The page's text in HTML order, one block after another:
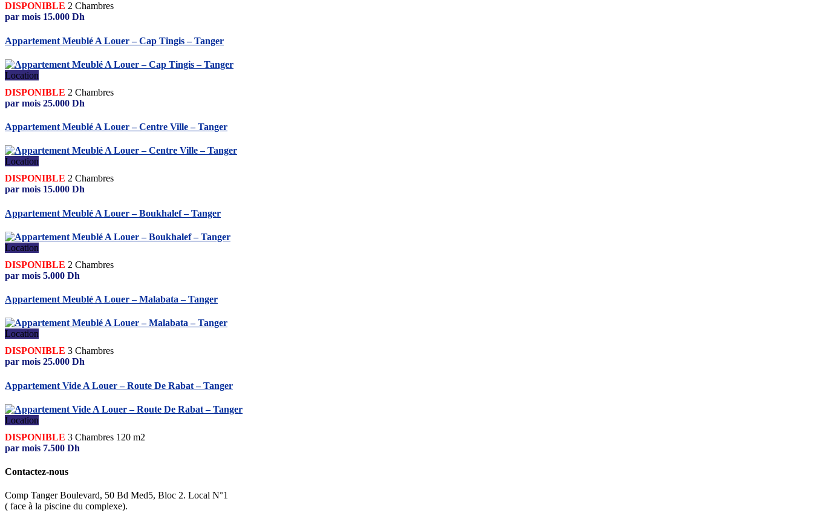
DISPONIBLE 2 Chambres
par mois 15.000 Dh
Appartement Meublé A Louer – Cap Tingis – Tanger
Location
DISPONIBLE 2 Chambres
par mois 25.000 Dh
Appartement Meublé A Louer – Centre Ville – Tanger
Location
DISPONIBLE 2 Chambres
par mois 15.000 Dh
Appartement Meublé A Louer – Boukhalef – Tanger
Location
DISPONIBLE 2 Chambres
par mois 5.000 Dh
Appartement Meublé A Louer – Malabata – Tanger
Location
DISPONIBLE 3 Chambres
par mois 25.000 Dh
Appartement Vide A Louer – Route De Rabat – Tanger
Location
DISPONIBLE 3 Chambres 120 m2
par mois 7.500 Dh
Contactez-nous
Comp Tanger Boulevard, 50 Bd Med5, Bloc 2. Local N°1
( face à la piscine du complexe).